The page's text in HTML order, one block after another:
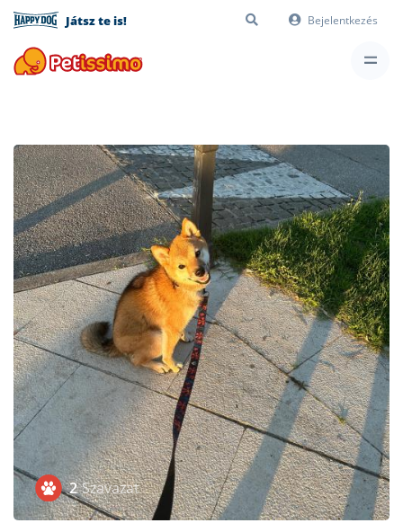
Játsz te is! Bejelentkezés
2 Szavazat